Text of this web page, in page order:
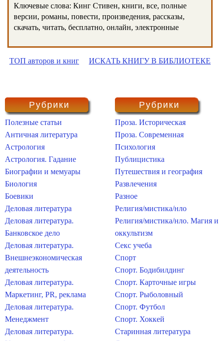
Ключевые слова: Кинг Стивен, книги, все, полные
версии, романы, повести, произведения, рассказы,
скачать, читать, бесплатно, онлайн, электронные
ТОП авторов и книг ИСКАТЬ КНИГУ В БИБЛИОТЕКЕ
Рубрики
Полезные статьи
Античная литература
Астрология
Астрология. Гадание
Биографии и мемуары
Биология
Боевики
Деловая литература
Деловая литература.
Банковское дело
Деловая литература.
Внешнеэкономическая
деятельность
Деловая литература.
Маркетинг, PR, реклама
Деловая литература.
Менеджмент
Деловая литература.
Рубрики
Проза. Историческая
Проза. Современная
Психология
Публицистика
Путешествия и география
Развлечения
Разное
Религия/мистика/нло
Религия/мистика/нло. Магия и
оккультизм
Секс учеба
Спорт
Спорт. Бодибилдинг
Спорт. Карточные игры
Спорт. Рыболовный
Спорт. Футбол
Спорт. Хоккей
Старинная литература